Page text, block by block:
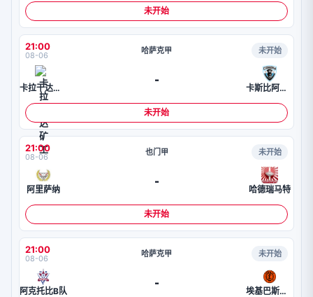
未开始
21:00
08-06 哈萨克甲 未开始
卡拉干达矿工
-
卡斯比阿克套B队
未开始
21:00
08-06 也门甲 未开始
阿里萨纳
-
哈德瑞马特
未开始
21:00
08-06 哈萨克甲 未开始
阿克托比B队
-
埃基巴斯图兹